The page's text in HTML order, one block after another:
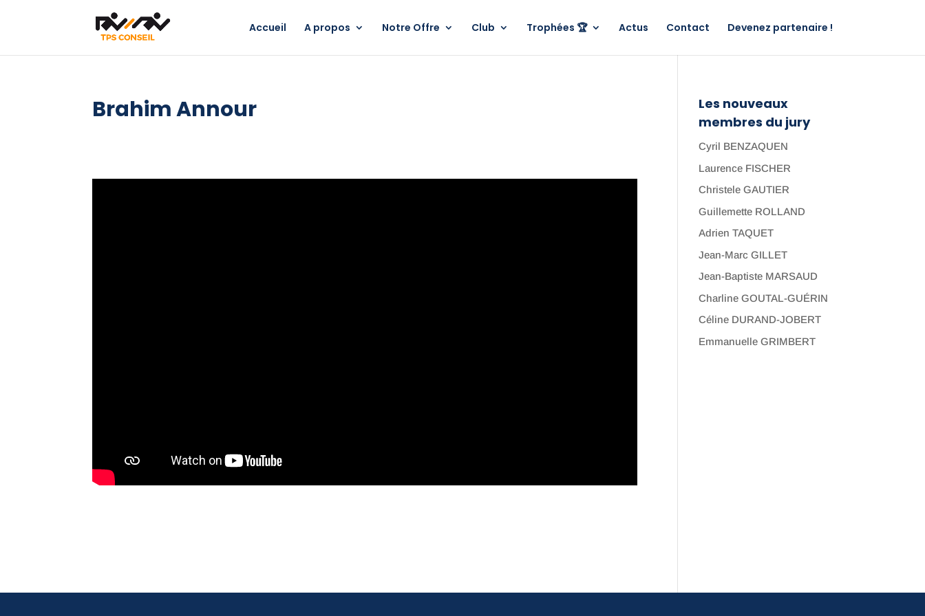
Accueil A propos Notre Offre Club Trophées 🏆 Actus Contact Devenez partenaire !
Brahim Annour
Les nouveaux
membres du jury
Cyril BENZAQUEN
Laurence FISCHER
Christele GAUTIER
Guillemette ROLLAND
Adrien TAQUET
Jean-Marc GILLET
Jean-Baptiste MARSAUD
Charline GOUTAL-GUÉRIN
Céline DURAND-JOBERT
Emmanuelle GRIMBERT